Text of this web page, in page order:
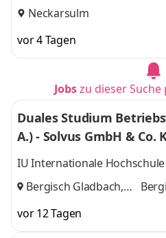
Neckarsulm
vor 4 Tagen
Jobszu dieser
Duales Studium
A.) - Solvus GmbH & Co.
IU Internationale Hochschule
Bergisch Gladbach,
vor 12 Tagen